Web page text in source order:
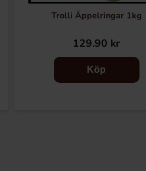
Trolli Äppelringar 1kg
129.90 kr
Köp